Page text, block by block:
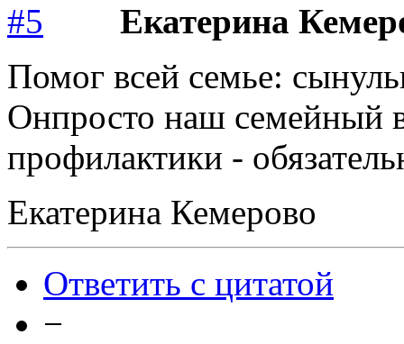
Екатерина
Помог всей семье:
Онпросто наш семейный
профилактики -
Екатерина Кемерово
Ответить с цитатой
−